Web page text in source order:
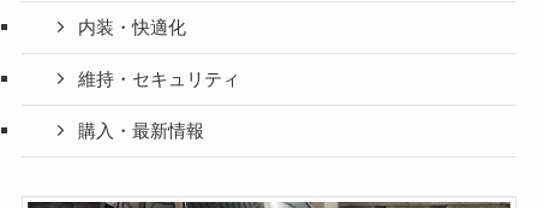
内装・快適化
維持・セキュリティ
購入・最新情報